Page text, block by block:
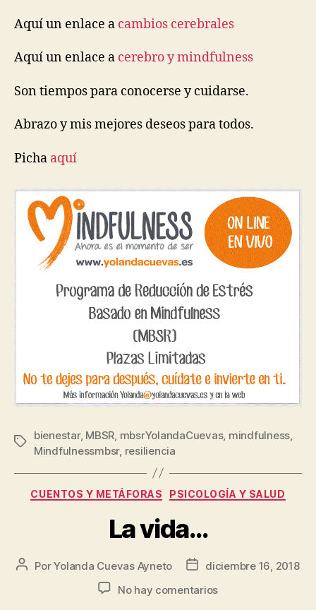
Aquí un enlace a cambios cerebrales
Aquí un enlace a cerebro y mindfulness
Son tiempos para conocerse y cuidarse.
Abrazo y mis mejores deseos para todos.
Picha aquí
bienestar, MBSR, mbsrYolandaCuevas, mindfulness,
Mindfulnessmbsr, resiliencia
CUENTOS Y METÁFORAS PSICOLOGÍA Y SALUD
La vida…
PorYolanda Cuevas Ayneto
diciembre 16, 2018
No hay comentarios